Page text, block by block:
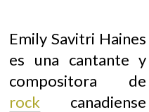
Emily Savitri Haines
es una cantante y
compositora de
rock canadiense